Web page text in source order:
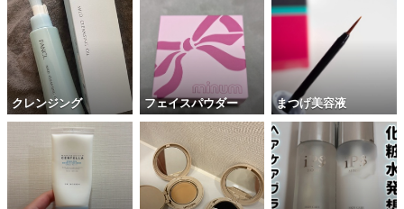
クレンジング フェイスパウダー まつげ美容液